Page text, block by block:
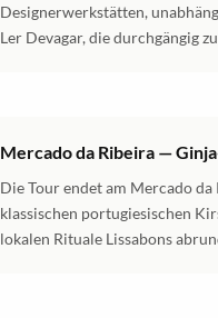
Designerwerkstätten,
Ler Devagar, die durchgängig
Mercado da Ribeira —
Die Tour endet am Mercado
klassischen portugiesischen
lokalen Rituale Lissabons